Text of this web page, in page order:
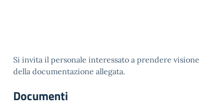
Si invita il personale interessato a prendere visione
della documentazione allegata.
Documenti